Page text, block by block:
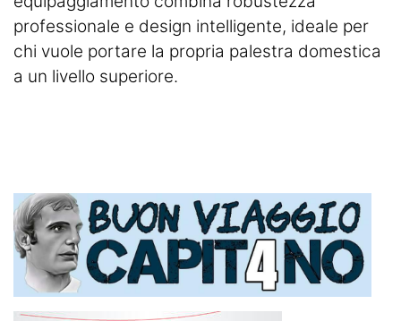
professionale e design intelligente, ideale per
chi vuole portare la propria palestra domestica
a un livello superiore.